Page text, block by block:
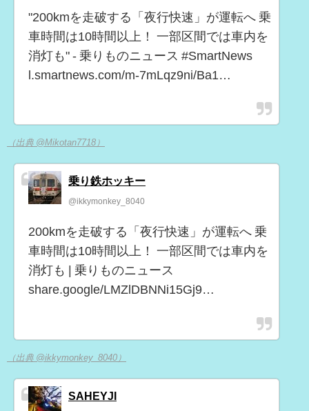
"200kmを走破する「夜行快速」が運転へ 乗
車時間は10時間以上！ 一部区間では車内を
消灯も" - 乗りものニュース #SmartNews
l.smartnews.com/m-7mLqz9ni/Ba1…
（出典 @Mikotan7718）
乗り鉄ホッキー
@ikkymonkey_8040
200kmを走破する「夜行快速」が運転へ 乗
車時間は10時間以上！ 一部区間では車内を
消灯も | 乗りものニュース
share.google/LMZlDBNNi15Gj9…
（出典 @ikkymonkey_8040）
SAHEYJI